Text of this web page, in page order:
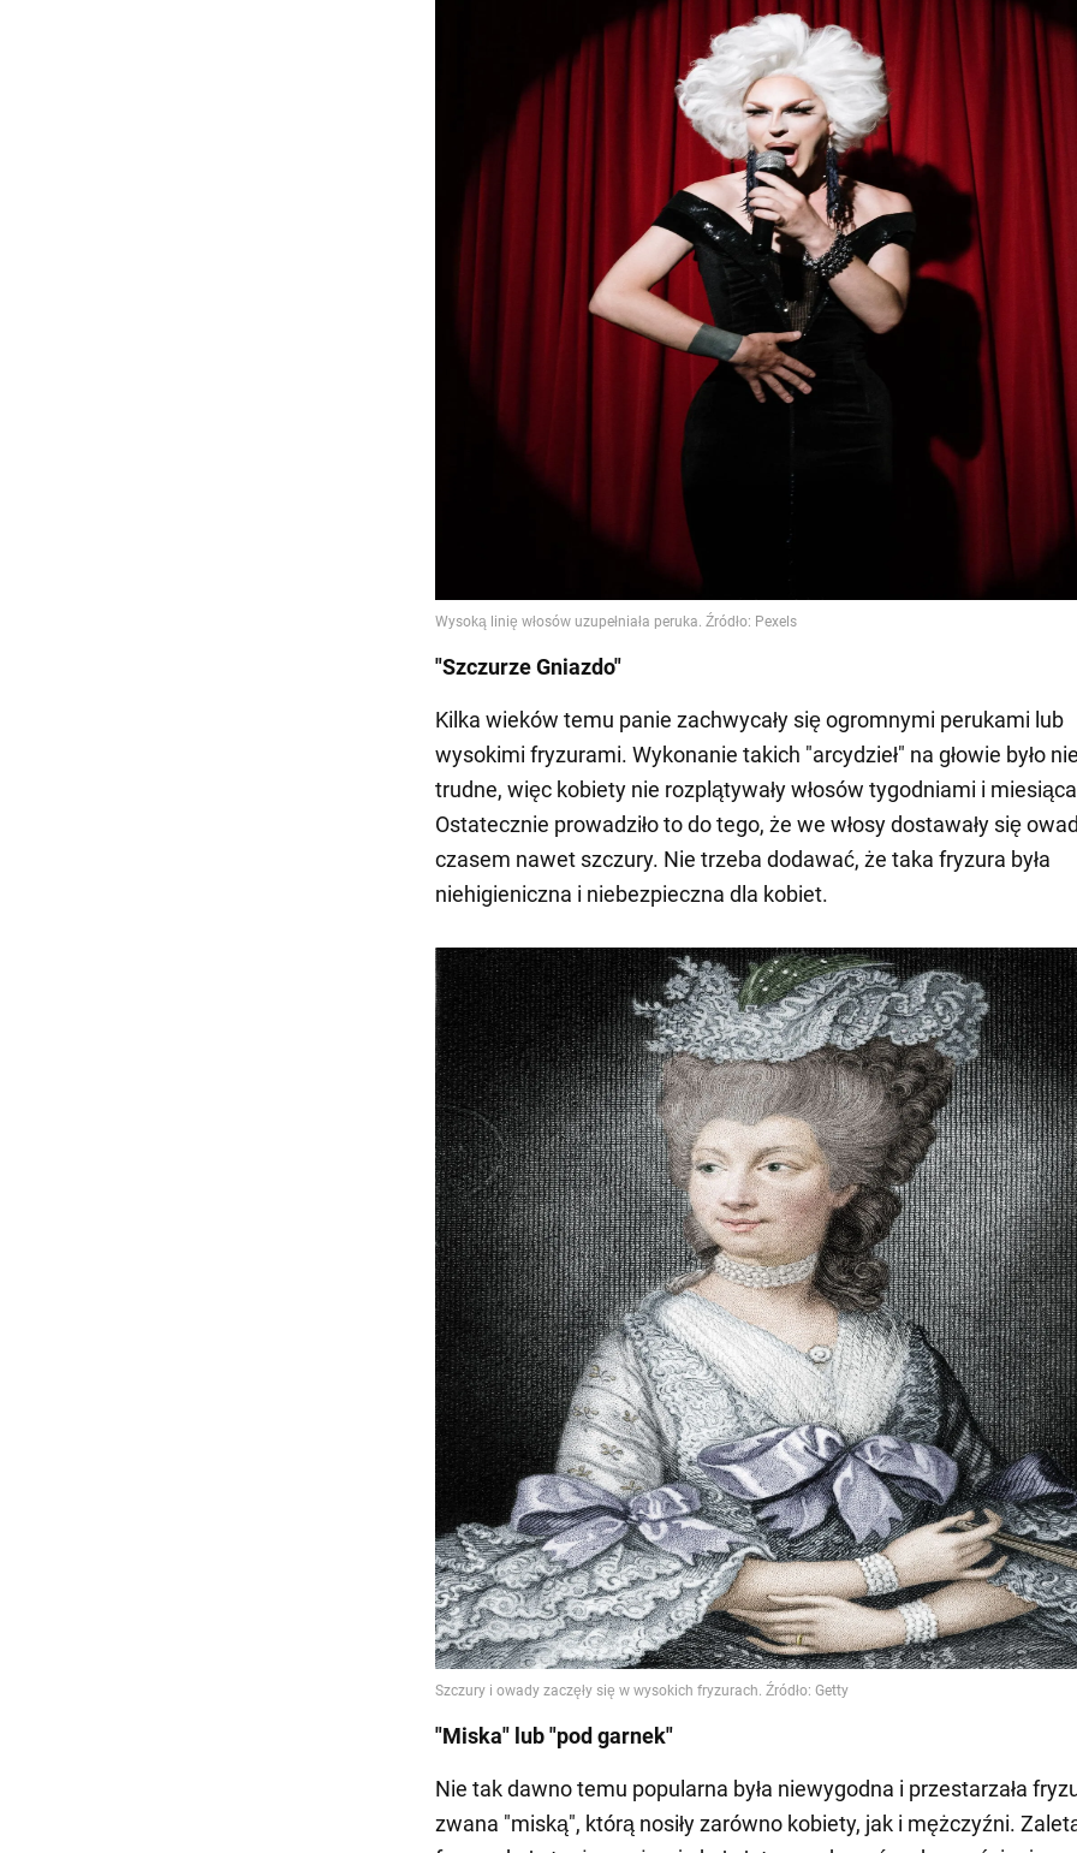
"Szczurze Gniazdo"
Kilka wieków temu panie zachwycały się ogromnymi perukami lub
wysokimi fryzurami. Wykonanie takich "arcydzieł" na głowie było
trudne, więc kobiety nie rozplątywały włosów tygodniami i
Ostatecznie prowadziło to do tego, że we włosy dostawały się
czasem nawet szczury. Nie trzeba dodawać, że taka fryzura była
niehigieniczna i niebezpieczna dla kobiet.
"Miska" lub "pod garnek"
Nie tak dawno temu popularna była niewygodna i przestarzała
zwana "miską", którą nosiły zarówno kobiety, jak i mężczyźni.